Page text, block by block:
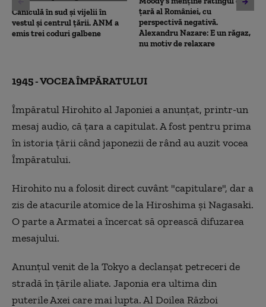
Caniculă în sud și vijelii în
vestul și centrul țării. ANM a
emis trei coduri galbene
țară al României, cu
perspectivă negativă.
Alexandru Nazare: E un răgaz,
nu motiv de relaxare
1945 - VOCEA ÎMPĂRATULUI
Împăratul Hirohito al Japoniei a anunțat, printr-un
mesaj audio, că țara a capitulat. A fost pentru prima
în istoria țării când japonezii de rând au auzit vocea
Împăratului.
Hirohito nu a folosit direct cuvânt "capitulare", dar a
zis de atacurile atomice de la Hiroshima și Nagasaki.
O parte a Armatei a încercat să oprească difuzarea
mesajului.
Anunțul venit de la Tokyo a declanșat petreceri de
stradă în țările aliate. Japonia era ultima din
puterile Axei care mai lupta. Al Doilea Război